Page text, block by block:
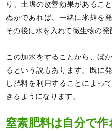
り、土壌の改善効果があるこ
ぬかであれば、一緒に米麹を
その後に水を入れて微生物の発
この加水をすることから、ぼ
るという説もあります。既に
し肥料を利用することによっ
きるようになります。
窒素肥料は自分で作